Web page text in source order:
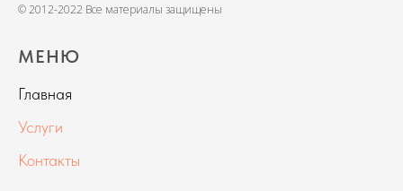
© 2012-2022 Все материалы защищены
МЕНЮ
Главная
Услуги
Контакты